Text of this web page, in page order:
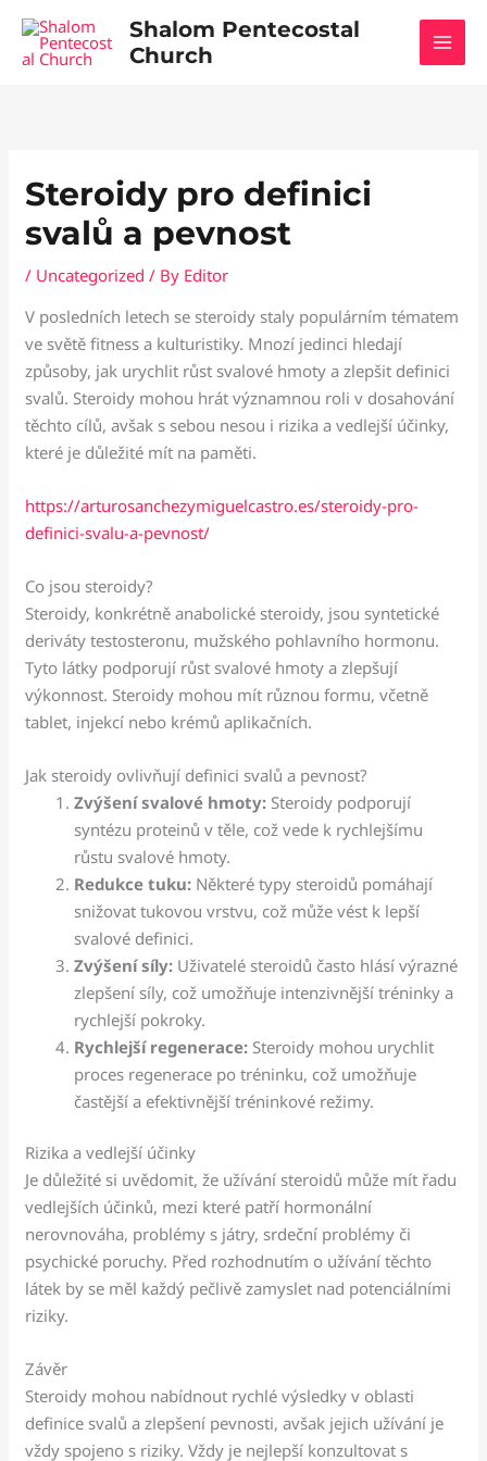
content
Shalom Pentecostal
Church
Steroidy pro definici
svalů a pevnost
/ Uncategorized / By Editor
V posledních letech se steroidy staly populárním tématem
ve světě fitness a kulturistiky. Mnozí jedinci hledají
způsoby, jak urychlit růst svalové hmoty a zlepšit definici
svalů. Steroidy mohou hrát významnou roli v dosahování
těchto cílů, avšak s sebou nesou i rizika a vedlejší účinky,
které je důležité mít na paměti.
https://arturosanchezymiguelcastro.es/steroidy-pro-
definici-svalu-a-pevnost/
Co jsou steroidy?
Steroidy, konkrétně anabolické steroidy, jsou syntetické
deriváty testosteronu, mužského pohlavního hormonu.
Tyto látky podporují růst svalové hmoty a zlepšují
výkonnost. Steroidy mohou mít různou formu, včetně
tablet, injekcí nebo krémů aplikačních.
Jak steroidy ovlivňují definici svalů a pevnost?
Zvýšení svalové hmoty: Steroidy podporují
syntézu proteinů v těle, což vede k rychlejšímu
růstu svalové hmoty.
Redukce tuku: Některé typy steroidů pomáhají
snižovat tukovou vrstvu, což může vést k lepší
svalové definici.
Zvýšení síly: Uživatelé steroidů často hlásí výrazné
zlepšení síly, což umožňuje intenzivnější tréninky a
rychlejší pokroky.
Rychlejší regenerace: Steroidy mohou urychlit
proces regenerace po tréninku, což umožňuje
častější a efektivnější tréninkové režimy.
Rizika a vedlejší účinky
Je důležité si uvědomit, že užívání steroidů může mít řadu
vedlejších účinků, mezi které patří hormonální
nerovnováha, problémy s játry, srdeční problémy či
psychické poruchy. Před rozhodnutím o užívání těchto
látek by se měl každý pečlivě zamyslet nad potenciálními
riziky.
Závěr
Steroidy mohou nabídnout rychlé výsledky v oblasti
definice svalů a zlepšení pevnosti, avšak jejich užívání je
vždy spojeno s riziky. Vždy je nejlepší konzultovat s